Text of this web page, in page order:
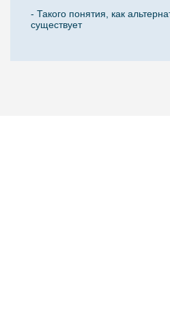
- Такого понятия, как
существует